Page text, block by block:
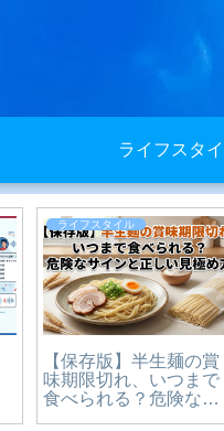
ライフスタ
ライフスタイル
【保存版】半生麺の賞
味期限切れ、いつまで
食べられる？危険なサ